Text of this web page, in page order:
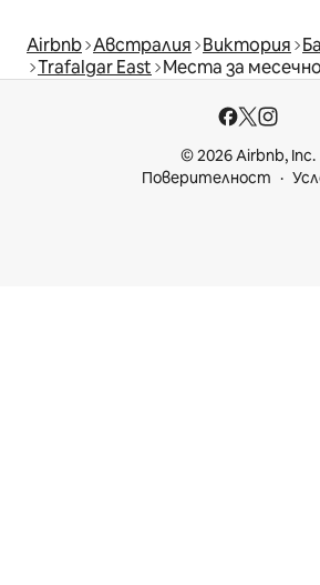
Airbnb Австралия Виктория
Trafalgar East Места за
© 2026 Airbnb, Inc.
Поверителност